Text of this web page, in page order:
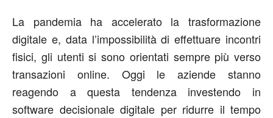
La pandemia ha accelerato la trasformazione
digitale e, data l’impossibilità di effettuare incontri
fisici, gli utenti si sono orientati sempre più verso
transazioni online. Oggi le aziende stanno
reagendo a questa tendenza investendo in
software decisionale digitale per ridurre il tempo